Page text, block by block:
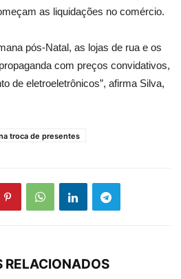
as liquidações no comércio.
pós-Natal, as lojas de rua e os
com preços convidativos,
de eletroeletrônicos”, afirma Silva,
troca de presentes
RELACIONADOS